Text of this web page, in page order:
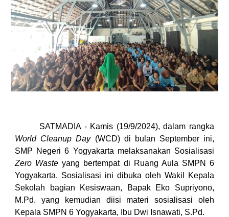
SATMADIA - Kamis (19/9/2024), dalam rangka
World Cleanup Day (WCD) di bulan September ini,
SMP Negeri 6 Yogyakarta melaksanakan Sosialisasi
Zero Waste yang bertempat di Ruang Aula SMPN 6
Yogyakarta. Sosialisasi ini dibuka oleh Wakil Kepala
Sekolah bagian Kesiswaan, Bapak Eko Supriyono,
M.Pd. yang kemudian diisi materi sosialisasi oleh
Kepala SMPN 6 Yogyakarta, Ibu Dwi Isnawati, S.Pd.